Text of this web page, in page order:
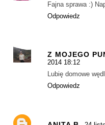
Fajna sprawa :)
Odpowiedz
Z MOJEGO
2014 18:12
Lubię domowe
Odpowiedz